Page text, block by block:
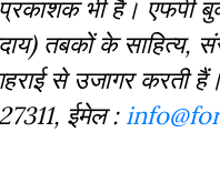
भी है। एफपी
तबकों के साहित्‍य,
से उजागर करती
ईमेल :